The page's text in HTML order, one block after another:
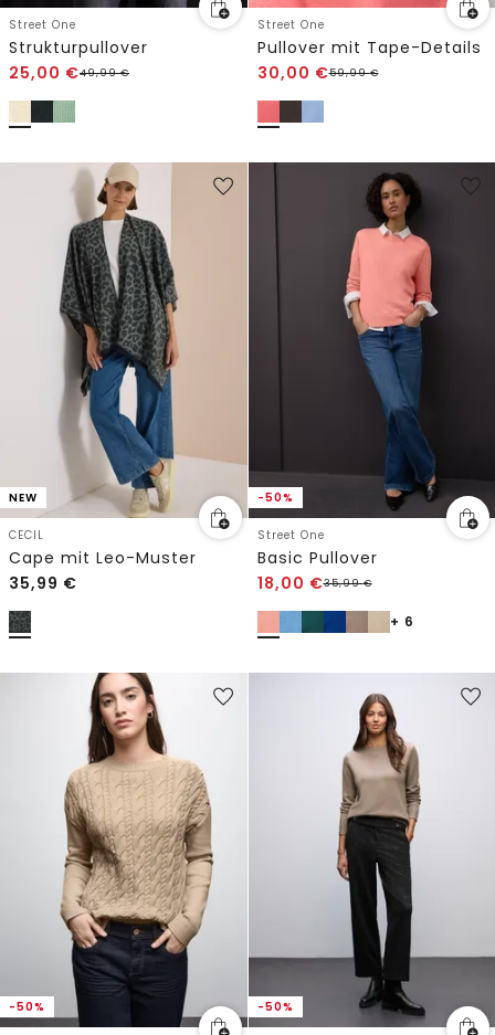
Street One
Strukturpullover
25,00 €49,99€
Street One
Pullover mit Tape-Details
30,00 €59,99€
NEW
CECIL
Cape mit Leo-Muster
35,99 €
-50%
Street One
Basic Pullover
18,00 €35,99€
+ 6
-50% -50%